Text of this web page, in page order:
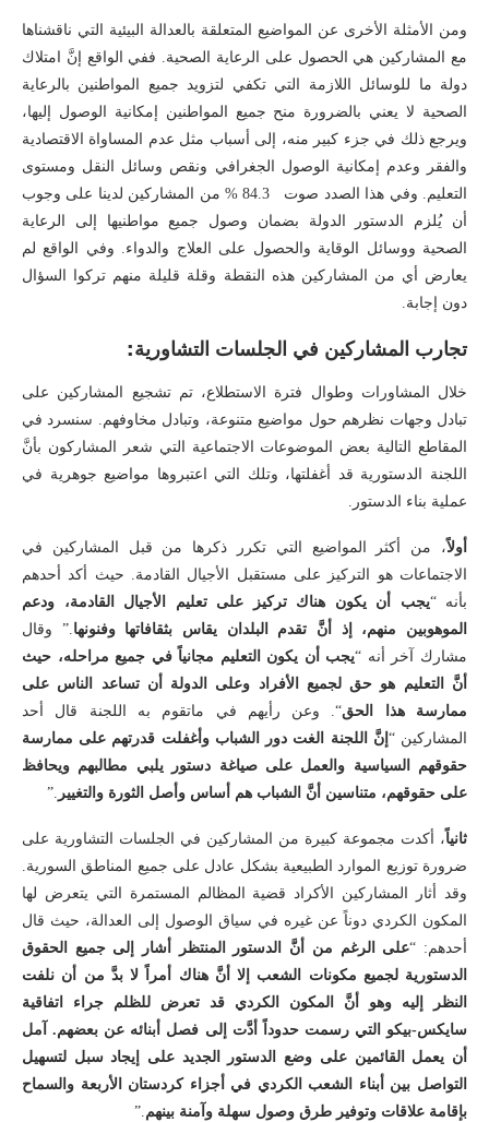
ومن الأمثلة الأخرى عن المواضيع المتعلقة بالعدالة البيئية التي ناقشناها
مع المشاركين هي الحصول على الرعاية الصحية. ففي الواقع إنَّ امتلاك
دولة ما للوسائل اللازمة التي تكفي لتزويد جميع المواطنين بالرعاية
الصحية لا يعني بالضرورة منح جميع المواطنين إمكانية الوصول إليها،
ويرجع ذلك في جزء كبير منه، إلى أسباب مثل عدم المساواة الاقتصادية
والفقر وعدم إمكانية الوصول الجغرافي ونقص وسائل النقل ومستوى
التعليم. وفي هذا الصدد صوت 84.3 % من المشاركين لدينا على وجوب
أن يُلزم الدستور الدولة بضمان وصول جميع مواطنيها إلى الرعاية
الصحية ووسائل الوقاية والحصول على العلاج والدواء. وفي الواقع لم
يعارض أي من المشاركين هذه النقطة وقلة قليلة منهم تركوا السؤال
دون إجابة.
تجارب المشاركين في الجلسات التشاورية:
خلال المشاورات وطوال فترة الاستطلاع، تم تشجيع المشاركين على
تبادل وجهات نظرهم حول مواضيع متنوعة، وتبادل مخاوفهم. سنسرد في
المقاطع التالية بعض الموضوعات الاجتماعية التي شعر المشاركون بأنَّ
اللجنة الدستورية قد أغفلتها، وتلك التي اعتبروها مواضيع جوهرية في
عملية بناء الدستور.
أولاً، من أكثر المواضيع التي تكرر ذكرها من قبل المشاركين في
الاجتماعات هو التركيز على مستقبل الأجيال القادمة. حيث أكد أحدهم
بأنه “يجب أن يكون هناك تركيز على تعليم الأجيال القادمة، ودعم
الموهوبين منهم، إذ أنَّ تقدم البلدان يقاس بثقافاتها وفنونها.” وقال
مشارك آخر أنه “يجب أن يكون التعليم مجانياً في جميع مراحله، حيث
أنَّ التعليم هو حق لجميع الأفراد وعلى الدولة أن تساعد الناس على
ممارسة هذا الحق“. وعن رأيهم في ماتقوم به اللجنة قال أحد
المشاركين “ إنَّ اللجنة الغت دور الشباب وأغفلت قدرتهم على ممارسة
حقوقهم السياسية والعمل على صياغة دستور يلبي مطالبهم ويحافظ
على حقوقهم، متناسين أنَّ الشباب هم أساس وأصل الثورة والتغيير .”
ثانياً، أكدت مجموعة كبيرة من المشاركين في الجلسات التشاورية على
ضرورة توزيع الموارد الطبيعية بشكل عادل على جميع المناطق السورية.
وقد أثار المشاركين الأكراد قضية المظالم المستمرة التي يتعرض لها
المكون الكردي دوناً عن غيره في سياق الوصول إلى العدالة، حيث قال
أحدهم: “على الرغم من أنَّ الدستور المنتظر أشار إلى جميع الحقوق
الدستورية لجميع مكونات الشعب إلا أنَّ هناك أمراً لا بدَّ من أن نلفت
النظر إليه وهو أنَّ المكون الكردي قد تعرض للظلم جراء اتفاقية
سايكس-بيكو التي رسمت حدوداً أدَّت إلى فصل أبنائه عن بعضهم. آمل
أن يعمل القائمين على وضع الدستور الجديد على إيجاد سبل لتسهيل
التواصل بين أبناء الشعب الكردي في أجزاء كردستان الأربعة والسماح
بإقامة علاقات وتوفير طرق وصول سهلة وآمنة بينهم.”